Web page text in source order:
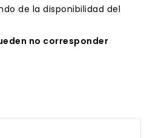
de la disponibilidad del
no corresponder